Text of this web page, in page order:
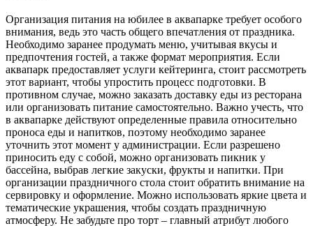
Организация питания на юбилее в аквапарке требует особого
внимания, ведь это часть общего впечатления от праздника.
Необходимо заранее продумать меню, учитывая вкусы и
предпочтения гостей, а также формат мероприятия. Если
аквапарк предоставляет услуги кейтеринга, стоит рассмотреть
этот вариант, чтобы упростить процесс подготовки. В
противном случае, можно заказать доставку еды из ресторана
или организовать питание самостоятельно. Важно учесть, что
в аквапарке действуют определенные правила относительно
проноса еды и напитков, поэтому необходимо заранее
уточнить этот момент у администрации. Если разрешено
приносить еду с собой, можно организовать пикник у
бассейна, выбрав легкие закуски, фрукты и напитки. При
организации праздничного стола стоит обратить внимание на
сервировку и оформление. Можно использовать яркие цвета и
тематические украшения, чтобы создать праздничную
атмосферу. Не забудьте про торт – главный атрибут любого